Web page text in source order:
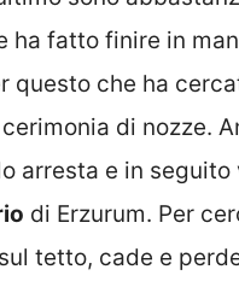
ha fatto finire in
questo che ha
di nozze.
arresta e in
di Erzurum. Per
tetto, cade e